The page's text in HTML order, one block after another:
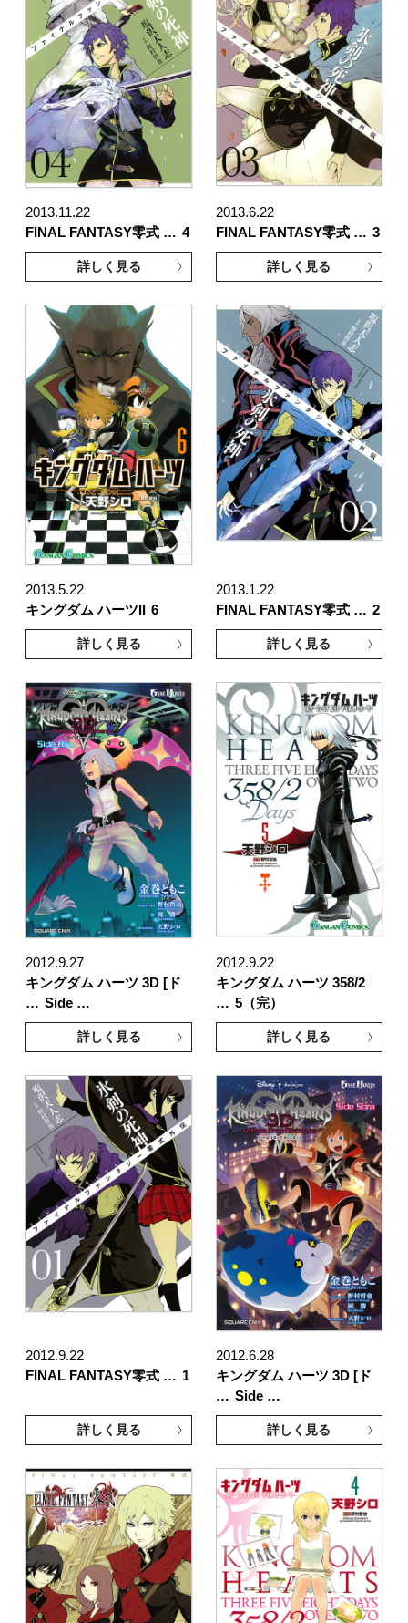
2013.11.22
FINAL FANTASY零式 … 4
詳しく見る
2013.6.22
FINAL FANTASY零式 … 3
詳しく見る
2013.5.22
キングダム ハーツII
6
詳しく見る
2013.1.22
FINAL FANTASY零式 … 2
詳しく見る
2012.9.27
キングダム ハーツ 3D [ド
… Side …
詳しく見る
2012.9.22
キングダム ハーツ 358/2
… 5（完）
詳しく見る
2012.9.22
FINAL FANTASY零式 … 1
詳しく見る
2012.6.28
キングダム ハーツ 3D [ド
… Side …
詳しく見る